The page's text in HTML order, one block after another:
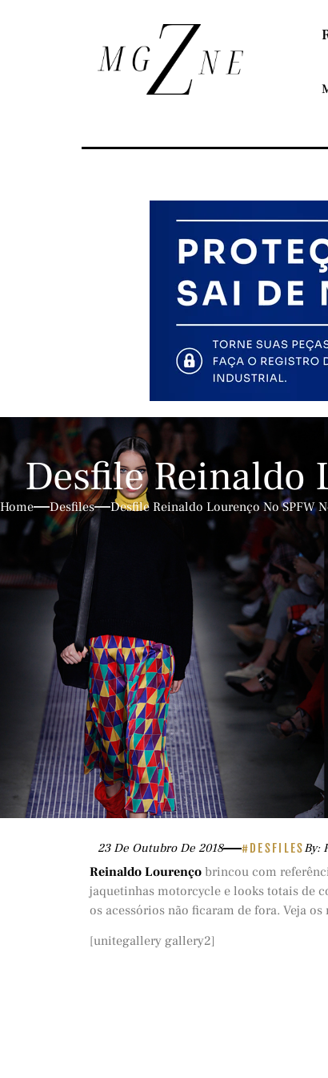
Desfile Reinaldo
Home Desfiles Desfile Reinaldo Lourenço No SPFW
23 De Outubro De 2018 #DESFILESBy:
Reinaldo Lourenço brincou com
jaquetinhas motorcycle e looks totais de
os acessórios não ficaram de fora. Veja
[unitegallery gallery2]